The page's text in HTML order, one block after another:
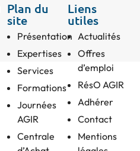
Plan du
site
Présentation
Expertises
Services
Formations
Journées
AGIR
Centrale
Liens
utiles
Actualités
Offres
d’emploi
RésO AGIR
Adhérer
Contact
Mentions